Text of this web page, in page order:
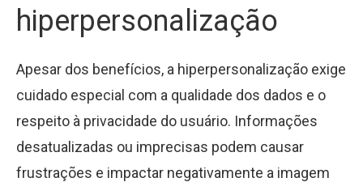
hiperpersonalização
Apesar dos benefícios, a hiperpersonalização exige
cuidado especial com a qualidade dos dados e o
respeito à privacidade do usuário. Informações
desatualizadas ou imprecisas podem causar
frustrações e impactar negativamente a imagem